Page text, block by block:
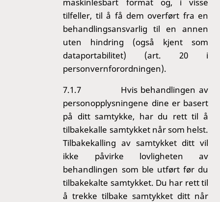
tilfeller, til å få dem overført fra en
behandlingsansvarlig til en annen
uten hindring (også kjent som
dataportabilitet) (art. 20 i
personvernforordningen).
7.1.7 Hvis behandlingen av
personopplysningene dine er basert
på ditt samtykke, har du rett til å
tilbakekalle samtykket når som helst.
Tilbakekalling av samtykket ditt vil
ikke påvirke lovligheten av
behandlingen som ble utført før du
tilbakekalte samtykket. Du har rett til
å trekke tilbake samtykket ditt når